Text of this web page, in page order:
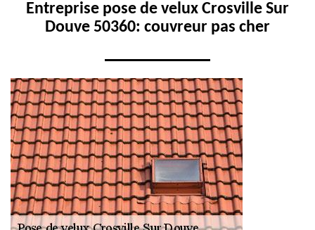
Entreprise pose de velux Crosville Sur
Douve 50360: couvreur pas cher